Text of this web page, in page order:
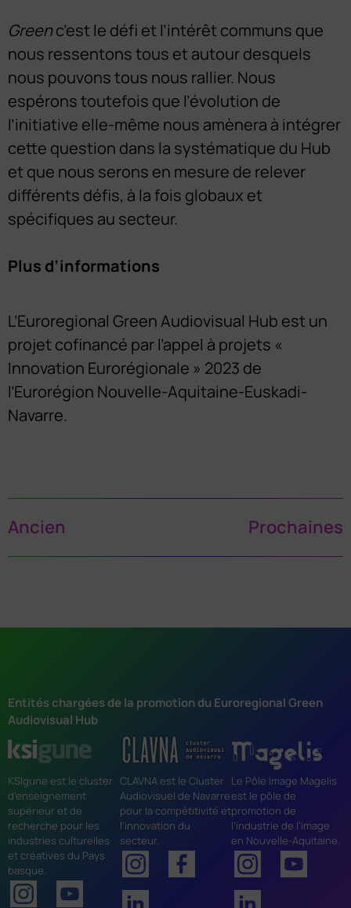
Greenc’est le défi et l’intérêt communs que
nous ressentons tous et autour desquels
nous pouvons tous nous rallier. Nous
espérons toutefois que l’évolution de
l’initiative elle-même nous amènera à intégrer
cette question dans la systématique du Hub
et que nous serons en mesure de relever
différents défis, à la fois globaux et
spécifiques au secteur.
Plus d’informations
L’Euroregional Green Audiovisual Hub est un
projet cofinancé par l’appel à projets «
Innovation Eurorégionale » 2023 de
l’Eurorégion Nouvelle-Aquitaine-Euskadi-
Navarre.
Ancien Prochaines
Entités chargées de la promotion du Euroregional Green
Audiovisual Hub
KSIgune est le cluster
d’enseignement
supérieur et de
recherche pour les
industries culturelles
et créatives du Pays
basque.
CLAVNA est le Cluster
Audiovisuel de Navarre
pour la compétitivité et
l’innovation du
secteur.
Le Pôle Image Magelis
est le pôle de
promotion de
l’industrie de l’image
en Nouvelle-Aquitaine.